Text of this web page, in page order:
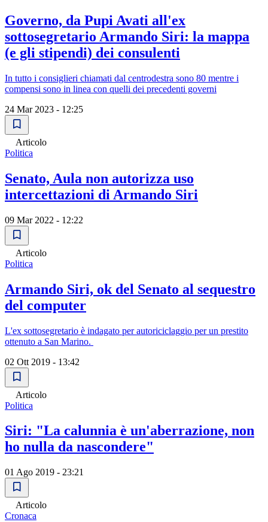
Governo, da Pupi Avati all'ex
sottosegretario Armando Siri: la mappa
(e gli stipendi) dei consulenti
In tutto i consiglieri chiamati dal centrodestra sono 80 mentre i
compensi sono in linea con quelli dei precedenti governi
24 Mar 2023 - 12:25
Articolo
Politica
Senato, Aula non autorizza uso
intercettazioni di Armando Siri
09 Mar 2022 - 12:22
Articolo
Politica
Armando Siri, ok del Senato al sequestro
del computer
L'ex sottosegretario è indagato per autoriciclaggio per un prestito
ottenuto a San Marino.
02 Ott 2019 - 13:42
Articolo
Politica
Siri: "La calunnia è un'aberrazione, non
ho nulla da nascondere"
01 Ago 2019 - 23:21
Articolo
Cronaca